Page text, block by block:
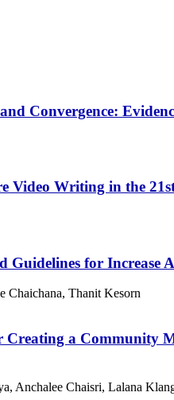
Convergence:
Video Writing in the
Guidelines for
Chaichana, Thanit Kesorn
a Community
Anchalee Chaisri, Lalana